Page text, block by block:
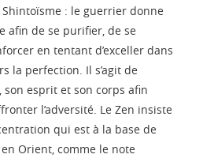
: le guerrier donne
afin de se purifier, de se
en tentant d’exceller dans
la perfection. Il s’agit de
esprit et son corps afin
l’adversité. Le Zen insiste
qui est à la base de
Orient, comme le note